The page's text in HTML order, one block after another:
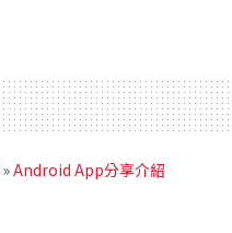
»Android App分享介紹